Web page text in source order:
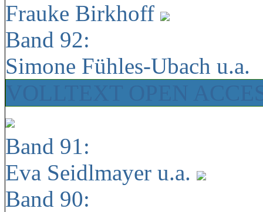
Frauke Birkhoff
Band 92:
Simone Fühles-Ubach u.a.
Band 91:
Eva Seidlmayer u.a.
Band 90: